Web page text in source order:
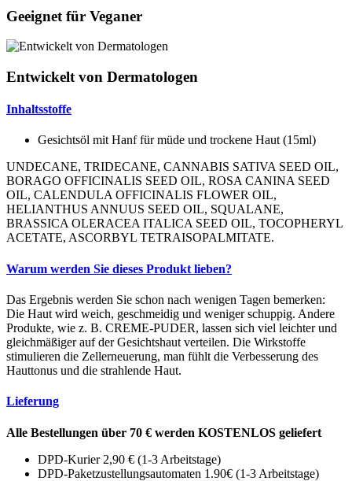
Geeignet für Veganer
Entwickelt von Dermatologen
Inhaltsstoffe
Gesichtsöl mit Hanf für müde und trockene Haut (15ml)
UNDECANE, TRIDECANE, CANNABIS SATIVA SEED OIL,
BORAGO OFFICINALIS SEED OIL, ROSA CANINA SEED
OIL, CALENDULA OFFICINALIS FLOWER OIL,
HELIANTHUS ANNUUS SEED OIL, SQUALANE,
BRASSICA OLERACEA ITALICA SEED OIL, TOCOPHERYL
ACETATE, ASCORBYL TETRAISOPALMITATE.
Warum werden Sie dieses Produkt lieben?
Das Ergebnis werden Sie schon nach wenigen Tagen bemerken:
Die Haut wird weich, geschmeidig und weniger schuppig. Andere
Produkte, wie z. B. CREME-PUDER, lassen sich viel leichter und
gleichmäßiger auf der Gesichtshaut verteilen. Die Wirkstoffe
stimulieren die Zellerneuerung, man fühlt die Verbesserung des
Hauttonus und die strahlende Haut.
Lieferung
Alle Bestellungen über 70 € werden KOSTENLOS geliefert
DPD-Kurier 2,90 € (1-3 Arbeitstage)
DPD-Paketzustellungsautomaten 1.90€ (1-3 Arbeitstage)